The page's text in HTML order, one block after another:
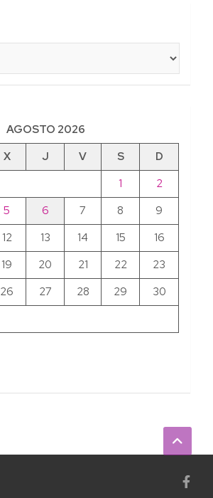
AGOSTO 2026
X J V S
D
1
2
5 6 7 8
9
12 13 14 15
16
19 20 21 22
23
26 27 28 29
30